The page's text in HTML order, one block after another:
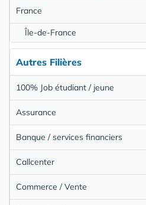
France
Île-de-France
Autres Filières
100% Job étudiant / jeune
Assurance
Banque / services financiers
Callcenter
Commerce / Vente